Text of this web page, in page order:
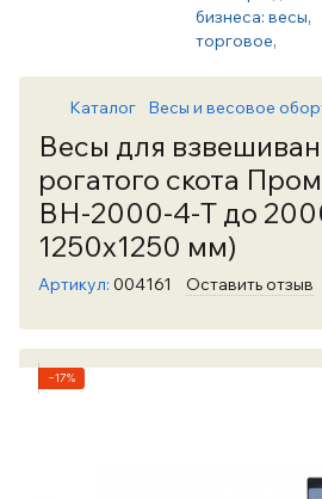
Каталог Весы и весовое
Весы для
рогатого скота
ВН-2000-4-Т до
1250х1250 мм)
Артикул: 004161 Оставить отзыв
−17%